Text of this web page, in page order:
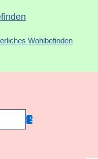
Wohlbefinden